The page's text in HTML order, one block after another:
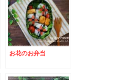
お花のお弁当